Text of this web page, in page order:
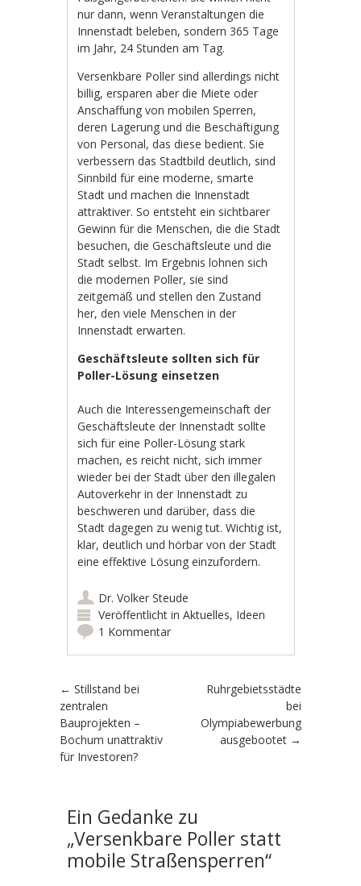
nur dann, wenn Veranstaltungen die
Innenstadt beleben, sondern 365 Tage
im Jahr, 24 Stunden am Tag.
Versenkbare Poller sind allerdings nicht
billig, ersparen aber die Miete oder
Anschaffung von mobilen Sperren,
deren Lagerung und die Beschäftigung
von Personal, das diese bedient. Sie
verbessern das Stadtbild deutlich, sind
Sinnbild für eine moderne, smarte
Stadt und machen die Innenstadt
attraktiver. So entsteht ein sichtbarer
Gewinn für die Menschen, die die Stadt
besuchen, die Geschäftsleute und die
Stadt selbst. Im Ergebnis lohnen sich
die modernen Poller, sie sind
zeitgemäß und stellen den Zustand
her, den viele Menschen in der
Innenstadt erwarten.
Geschäftsleute sollten sich für
Poller-Lösung einsetzen
Auch die Interessengemeinschaft der
Geschäftsleute der Innenstadt sollte
sich für eine Poller-Lösung stark
machen, es reicht nicht, sich immer
wieder bei der Stadt über den illegalen
Autoverkehr in der Innenstadt zu
beschweren und darüber, dass die
Stadt dagegen zu wenig tut. Wichtig ist,
klar, deutlich und hörbar von der Stadt
eine effektive Lösung einzufordern.
Dr. Volker Steude
Veröffentlicht inAktuelles, Ideen
1 Kommentar
Artikel-Navigation
← Stillstand bei
zentralen
Bauprojekten –
Bochum unattraktiv
für Investoren?
Ruhrgebietsstädte
bei
Olympiabewerbung
ausgebootet →
Ein Gedanke zu
„Versenkbare Poller statt
mobile Straßensperren“